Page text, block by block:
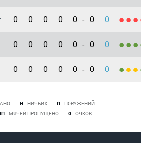
0 0 0 0 0 - 0 0
0 0 0 0 0 - 0 0
0 0 0 0 0 - 0 0
Н НИЧЬИХ П
ПОРАЖЕНИЙ
МЯЧЕЙ ПРОПУЩЕНО О ОЧКОВ